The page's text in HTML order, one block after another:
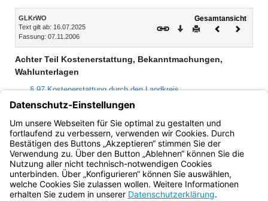
Inhalt
GLKrWO
Text gilt ab: 16.07.2025
Fassung: 07.11.2006
Gesamtansicht
Download
DruckenVorheriges
Achter Teil Kostenerstattung, Bekanntmachungen,
Wahlunterlagen
§ 97 Kostenerstattung durch den Landkreis
§ 98 Bekanntmachungen
§ 99 Sicherung der Wahlunterlagen
§ 100 Vernichtung der Wahlunterlagen
Bayern.de
BayernPortal